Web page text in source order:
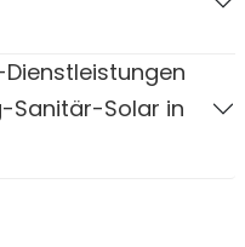
Sanitär-Solar in